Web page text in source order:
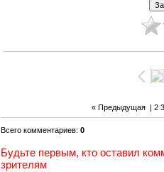
« Предыдущая| 2 3
Всего комментариев: 0
Будьте первым, кто оставил
зрителям